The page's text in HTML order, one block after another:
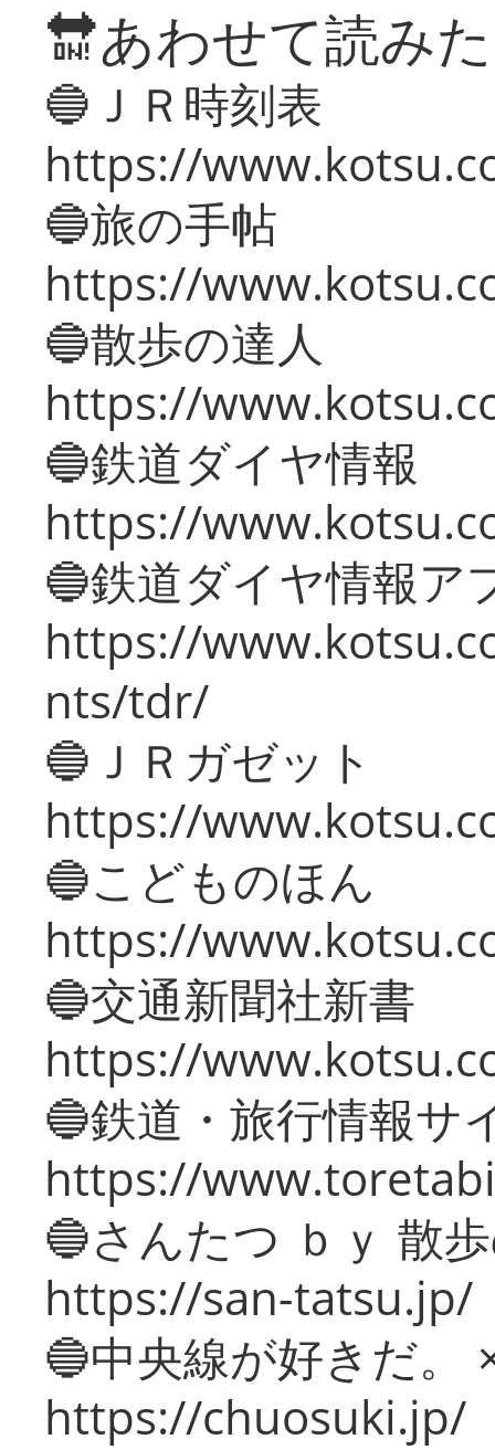
🔛あわせて読み
🔵ＪＲ時刻表
https://
🔵旅の手帖
https://
🔵散歩の達人
https://
🔵鉄道ダイヤ情報
https://
🔵鉄道ダイヤ情報ア
https://
nts/tdr/
🔵ＪＲガゼット
https://
🔵こどものほん
https://
🔵交通新聞社新書
https://
🔵鉄道・旅行情報サ
https://
🔵さんたつ ｂｙ 散
https://san-tatsu.jp/
🔵中央線が好きだ。
https://chuosuki.jp/